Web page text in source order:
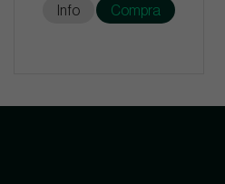
Info Compra